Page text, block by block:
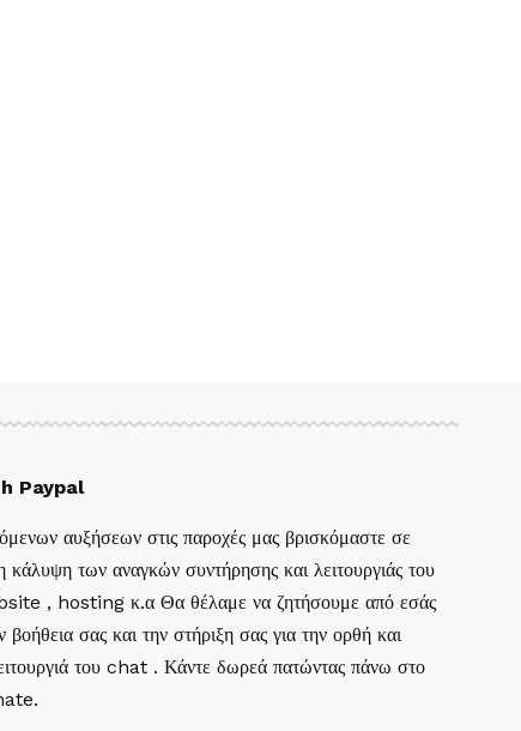
Paypal
αυξήσεων στις παροχές μας βρισκόμαστε σε
των αναγκών συντήρησης και λειτουργιάς του
, hosting κ.α Θα θέλαμε να ζητήσουμε από εσάς
βοήθεια σας και την στήριξη σας για την ορθή και
του chat . Κάντε δωρεά πατώντας πάνω στο